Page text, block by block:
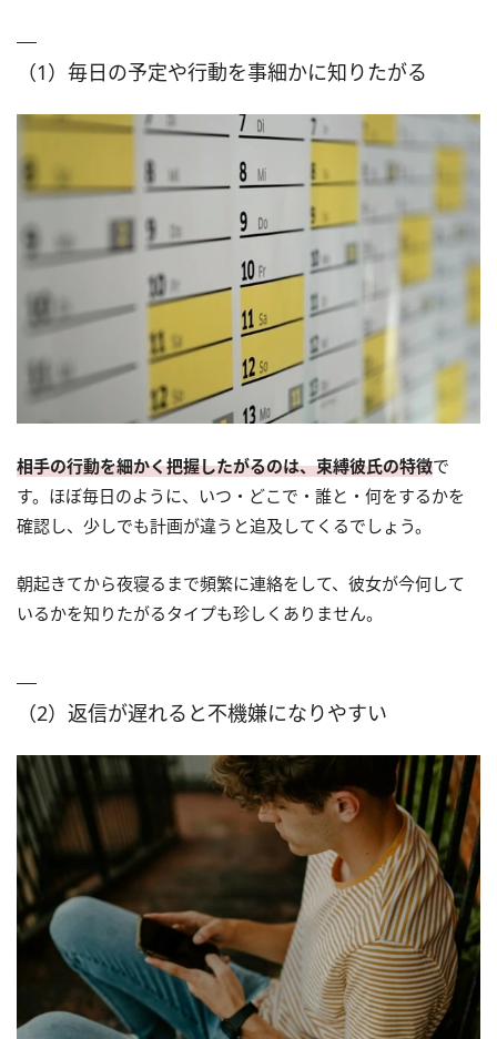
（1）毎日の予定や行動を事細かに知りたがる
相手の行動を細かく把握したがるのは、束縛彼氏の特徴で
す。ほぼ毎日のように、いつ・どこで・誰と・何をするかを
確認し、少しでも計画が違うと追及してくるでしょう。
朝起きてから夜寝るまで頻繁に連絡をして、彼女が今何して
いるかを知りたがるタイプも珍しくありません。
（2）返信が遅れると不機嫌になりやすい